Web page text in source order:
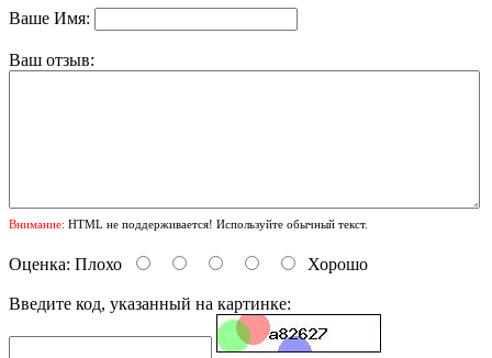
Ваше Имя:
Ваш отзыв:
Внимание: HTML не поддерживается! Используйте обычный текст.
Оценка: Плохо Хорошо
Введите код, указанный на картинке: